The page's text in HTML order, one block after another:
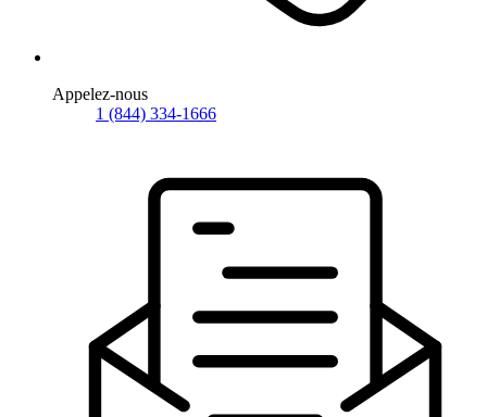
Appelez-nous
1 (844) 334-1666